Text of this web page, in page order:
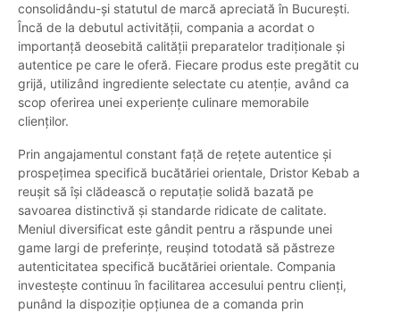
consolidându-și statutul de marcă apreciată în București.
Încă de la debutul activității, compania a acordat o
importanță deosebită calității preparatelor tradiționale și
autentice pe care le oferă. Fiecare produs este pregătit cu
grijă, utilizând ingrediente selectate cu atenție, având ca
scop oferirea unei experiențe culinare memorabile
clienților.
Prin angajamentul constant față de rețete autentice și
prospețimea specifică bucătăriei orientale, Dristor Kebab a
reușit să își clădească o reputație solidă bazată pe
savoarea distinctivă și standarde ridicate de calitate.
Meniul diversificat este gândit pentru a răspunde unei
game largi de preferințe, reușind totodată să păstreze
autenticitatea specifică bucătăriei orientale. Compania
investește continuu în facilitarea accesului pentru clienți,
punând la dispoziție opțiunea de a comanda prin